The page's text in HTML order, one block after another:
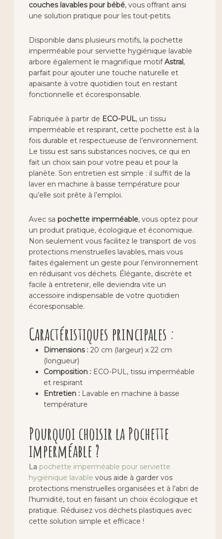
couches lavables pour bébé, vous offrant ainsi
une solution pratique pour les tout-petits.
Disponible dans plusieurs motifs, la pochette
imperméable pour serviette hygiénique lavable
arbore également le magnifique motifAstral ,
parfait pour ajouter une touche naturelle et
apaisante à votre quotidien tout en restant
fonctionnelle et écoresponsable.
Fabriquée à partir de ECO-PUL, un tissu
imperméable et respirant, cette pochette est à la
fois durable et respectueuse de l’environnement.
Le tissu est sans substances nocives, ce qui en
fait un choix sain pour votre peau et pour la
planète. Son entretien est simple : il suffit de la
laver en machine à basse température pour
qu’elle soit prête à l’emploi.
Avec sapochette imperméable, vous optez pour
un produit pratique, écologique et économique.
Non seulement vous facilitez le transport de vos
protections menstruelles lavables, mais vous
faites également un geste pour l’environnement
en réduisant vos déchets. Élégante, discrète et
facile à entretenir, elle deviendra vite un
accessoire indispensable de votre quotidien
écoresponsable.
Caractéristiques principales :
Dimensions : 20 cm (largeur) x 22 cm
(longueur)
Composition : ECO-PUL, tissu imperméable
et respirant
Entretien : Lavable en machine à basse
température
Pourquoi choisir la Pochette
imperméable ?
La pochette imperméable pour serviette
hygiénique lavable vous aide à garder vos
protections menstruelles organisées et à l’abri de
l’humidité, tout en faisant un choix écologique et
pratique. Réduisez vos déchets plastiques avec
cette solution simple et efficace !